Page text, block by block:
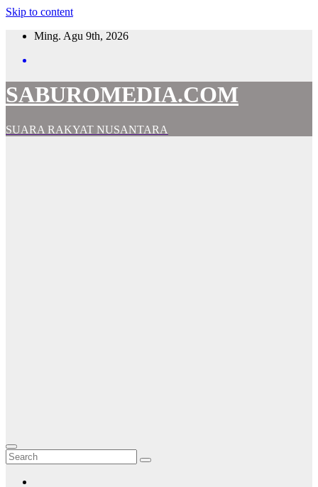
Skip to content
Ming. Agu 9th, 2026
SABUROMEDIA.COM
SUARA RAKYAT NUSANTARA